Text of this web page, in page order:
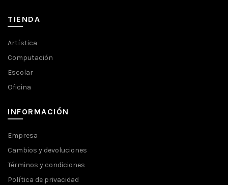
TIENDA
Artística
Computación
Escolar
Oficina
INFORMACIÓN
Empresa
Cambios y devoluciones
Términos y condiciones
Política de privacidad